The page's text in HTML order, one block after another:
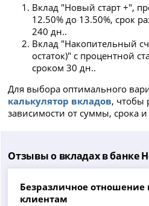
Вклад "Новый старт +",
12.50% до 13.50%, срок
240 дн..
Вклад "Накопительный
остаток)" с процентной
сроком 30 дн..
Для выбора оптимального
калькулятор вкладов, чтобы
зависимости от суммы, срока
Отзывы о вкладах в банке
Безразличное отношение
клиентам